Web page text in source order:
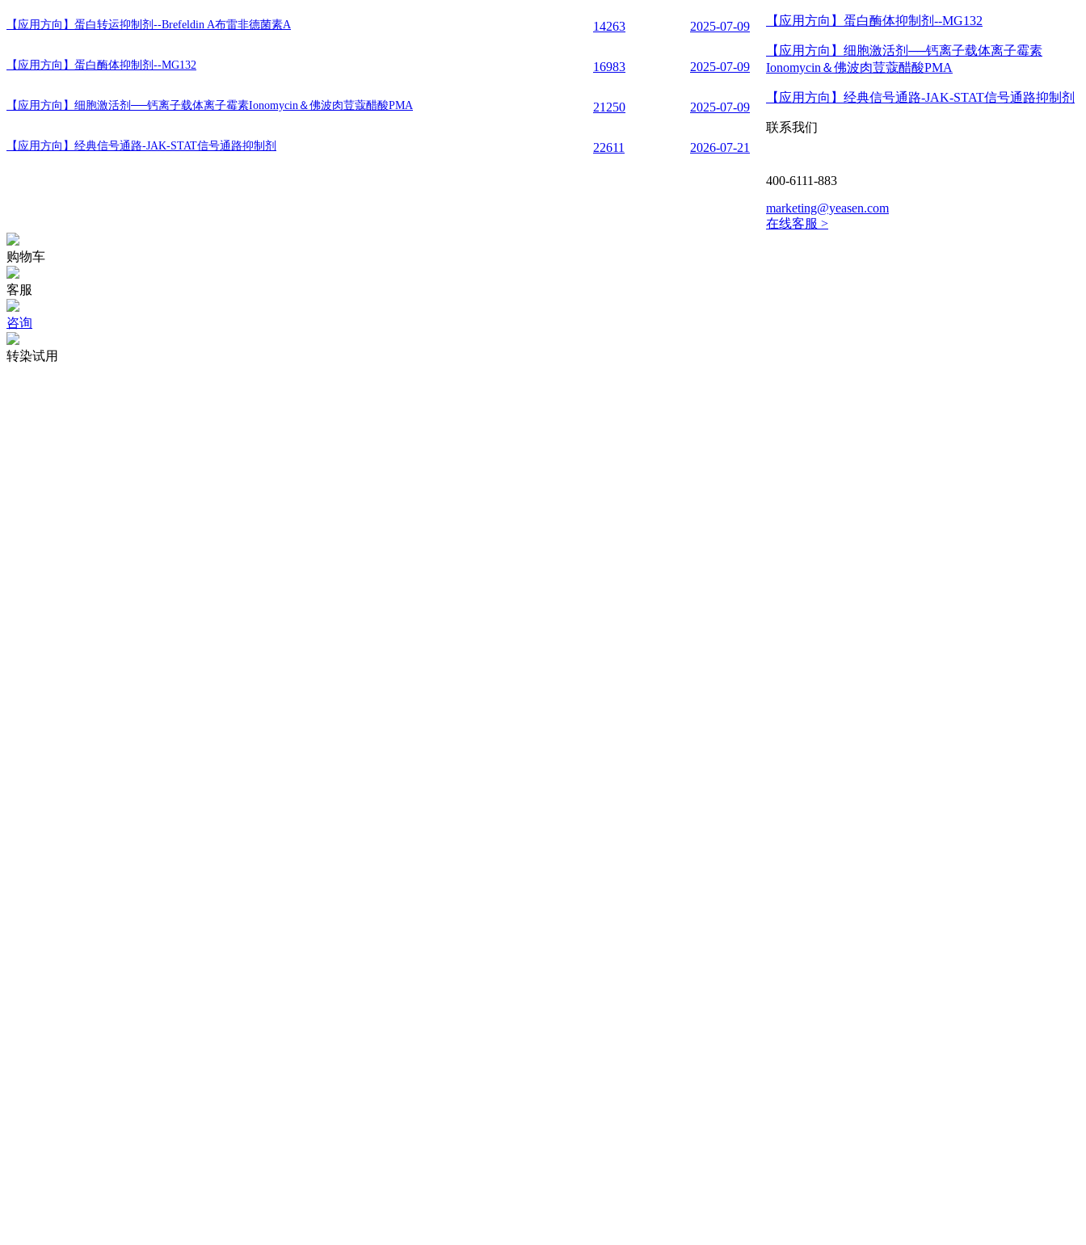
【应用方向】 蛋白转运抑制剂--Brefeldin A布雷非德菌素A 14263 2025-07-09
【应用方向】 蛋白酶体抑制剂--MG132 16983 2025-07-09
【应用方向】 细胞激活剂──钙离子载体离子霉素Ionomycin＆佛波肉荳蔻醋酸PMA 21250 2025-07-09
【应用方向】 经典信号通路-JAK-STAT信号通路抑制剂 22611 2026-07-21
【应用方向】 蛋白酶体抑制剂--MG132
【应用方向】 细胞激活剂──钙离子载体离子霉素
Ionomycin＆佛波肉荳蔻醋酸PMA
【应用方向】 经典信号通路-JAK-STAT信号通路抑制剂
联系我们
400-6111-883
marketing@yeasen.com
在线客服 >
购物车
客服
咨询
转染试用